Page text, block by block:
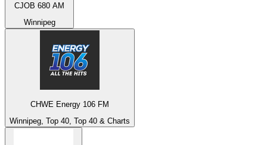
CJOB 680 AM
Winnipeg
CHWE Energy 106 FM
Winnipeg, Top 40, Top 40 & Charts